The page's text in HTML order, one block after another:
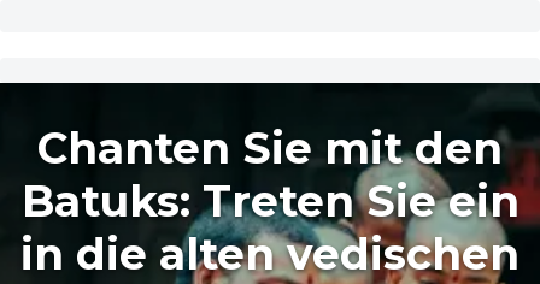
Chanten Sie mit den
Batuks: Treten Sie ein
in die alten vedischen